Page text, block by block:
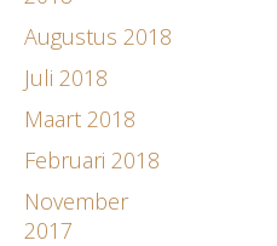
Augustus 2018
Juli 2018
Maart 2018
Februari 2018
November
2017